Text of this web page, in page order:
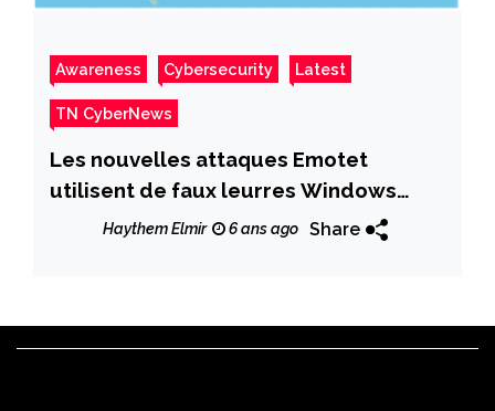
Awareness Cybersecurity Latest
TN CyberNews
Les nouvelles attaques Emotet
utilisent de faux leurres Windows
UpdateHaythem Elmir 6 ans ago Share